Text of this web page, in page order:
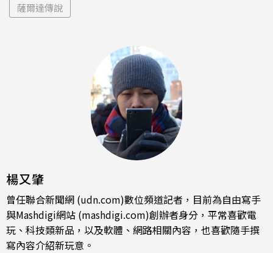
薩爾達傳說
楊又肇
曾任聯合新聞網 (udn.com)數位頻道記者，目前為自由寫手
與Mashdigi網站 (mashdigi.com)創辦者身分，平常喜歡電
玩、科技類新品，以及軟體、網路相關內容，也喜歡隨手撰
寫內容介紹新玩意。